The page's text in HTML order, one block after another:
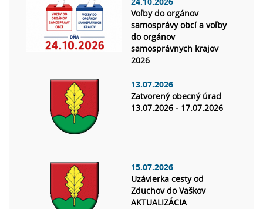
Voľby do orgánov
samosprávy obcí a voľby
do orgánov
samosprávnych krajov
2026
13.07.2026
Zatvorený obecný úrad
13.07.2026 - 17.07.2026
15.07.2026
Uzávierka cesty od
Zduchov do Vaškov
AKTUALIZÁCIA